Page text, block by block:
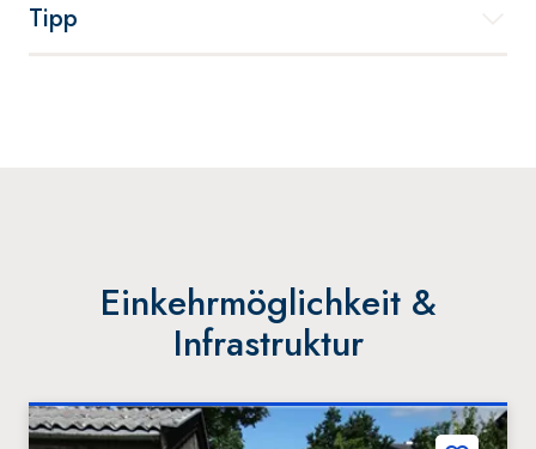
Tipp
Einkehrmöglichkeit &
Infrastruktur